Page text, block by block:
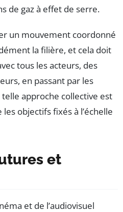
de gaz à effet de serre.
un mouvement coordonné
la filière, et cela doit
tous les acteurs, des
en passant par les
approche collective est
objectifs fixés à l’échelle
et
et de l’audiovisuel